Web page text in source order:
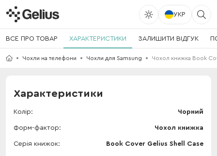
УКР
ВСЕ ПРО ТОВАР ХАРАКТЕРИСТИКИ ЗАЛИШИТИ ВІДГУК
Чохли на телефони Чохли для Samsung Чохол книжка Book
Характеристики
Колір Чорний
Форм-фактор Чохол книжка
Серія книжок Book Cover Gelius Shell Case